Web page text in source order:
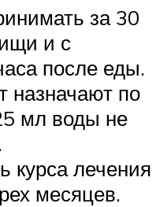
за 30
и с
после еды.
назначают по
мл воды не
курса лечения
месяцев.